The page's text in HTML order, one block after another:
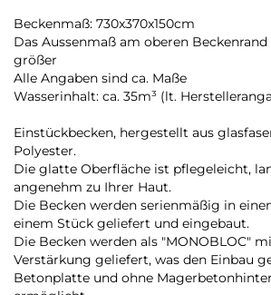
Beckenmaß: 730x370x150cm
Das Aussenmaß am oberen Beckenrand
größer
Alle Angaben sind ca. Maße
Wasserinhalt: ca. 35m³ (lt.
Einstückbecken, hergestellt aus
Polyester.
Die glatte Oberfläche ist pflegeleicht,
angenehm zu Ihrer Haut.
Die Becken werden serienmäßig in
einem Stück geliefert und eingebaut.
Die Becken werden als "MONOBLOC"
Verstärkung geliefert, was den Einbau
Betonplatte und ohne